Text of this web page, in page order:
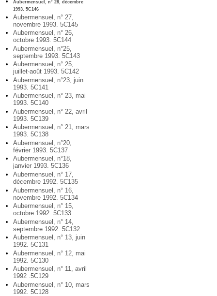
Aubermensuel, n° 28, décembre
1993. 5C146
Aubermensuel, n° 27,
novembre 1993. 5C145
Aubermensuel, n° 26,
octobre 1993. 5C144
Aubermensuel, n°25,
septembre 1993. 5C143
Aubermensuel, n° 25,
juillet-août 1993. 5C142
Aubermensuel, n°23, juin
1993. 5C141
Aubermensuel, n° 23, mai
1993. 5C140
Aubermensuel, n° 22, avril
1993. 5C139
Aubermensuel, n° 21, mars
1993. 5C138
Aubermensuel, n°20,
février 1993. 5C137
Aubermensuel, n°18,
janvier 1993. 5C136
Aubermensuel, n° 17,
décembre 1992. 5C135
Aubermensuel, n° 16,
novembre 1992. 5C134
Aubermensuel, n° 15,
octobre 1992. 5C133
Aubermensuel, n° 14,
septembre 1992. 5C132
Aubermensuel, n° 13, juin
1992. 5C131
Aubermensuel, n° 12, mai
1992. 5C130
Aubermensuel, n° 11, avril
1992 .5C129
Aubermensuel, n° 10, mars
1992. 5C128